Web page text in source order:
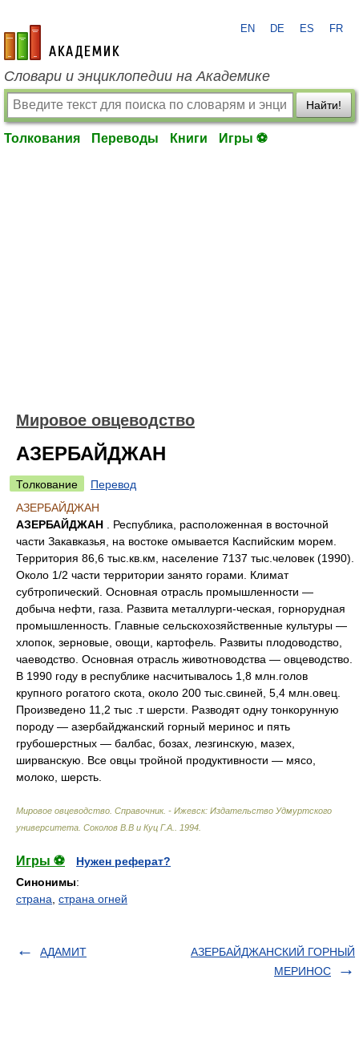
academic.ru
EN DE ES FR
Словари и энциклопедии на Академике
Найти!
Толкования Переводы Книги Игры ⚽
Мировое овцеводство
АЗЕРБАЙДЖАН
Толкование
Перевод
АЗЕРБАЙДЖАН
АЗЕРБАЙДЖАН . Республика, расположенная в восточной
части Закавказья, на востоке омывается Каспийским морем.
Территория 86,6 тыс.кв.км, население 7137 тыс.человек (1990).
Около 1/2 части территории занято горами. Климат
субтропический. Основная отрасль промышленности —
добыча нефти, газа. Развита металлурги-ческая, горнорудная
промышленность. Главные сельскохозяйственные культуры —
хлопок, зерновые, овощи, картофель. Развиты плодоводство,
чаеводство. Основная отрасль животноводства — овцеводство.
В 1990 году в республике насчитывалось 1,8 млн.голов
крупного рогатого скота, около 200 тыс.свиней, 5,4 млн.овец.
Произведено 11,2 тыс .т шерсти. Разводят одну тонкорунную
породу — азербайджанский горный меринос и пять
грубошерстных — балбас, бозах, лезгинскую, мазех,
ширванскую. Все овцы тройной продуктивности — мясо,
молоко, шерсть.
Мировое овцеводство. Справочник. - Ижевск: Издательство Удмуртского
университета Соколов В.В и Куц Г.А. 1994
Игры ⚽
Нужен реферат?
Синонимы:
страна страна огней
АДАМИТ
АЗЕРБАЙДЖАНСКИЙ ГОРНЫЙ
МЕРИНОС